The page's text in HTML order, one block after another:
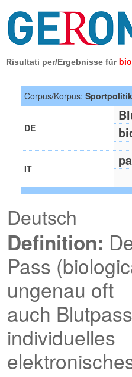
Risultati per/Ergebnisse für
Corpus/Korpus: Sportpolitik
DE
IT
Deutsch
Definition:
Pass
ungenau oft
auch
individuelles